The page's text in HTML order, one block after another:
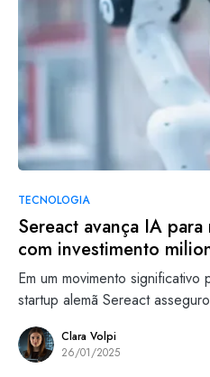
TECNOLOGIA
Sereact avança IA
com investimento
Em um movimento
startup alemã Sereact
Clara Volpi
26/01/2025